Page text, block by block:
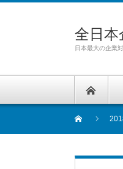
全日本
日本最大の企業